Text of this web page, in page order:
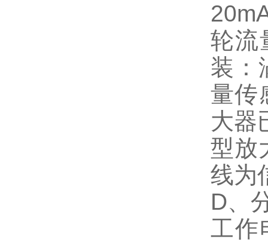
轮流
装：
量传
大器
型放
线为
D、
工作